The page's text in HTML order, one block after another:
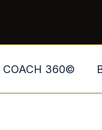
COACH 360©